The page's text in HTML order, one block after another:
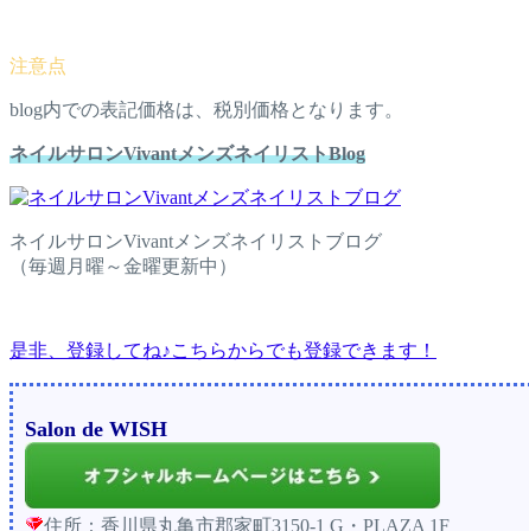
blog内での表記価格は、税別価格となります。
ネイルサロンVivantメンズネイリストBlog
ネイルサロンVivantメンズネイリストブログ
（毎週月曜～金曜更新中）
是非、登録してね♪こちらからでも登録できます！
Salon de WISH
住所：香川県丸亀市郡家町3150-1 G・PLAZA 1F